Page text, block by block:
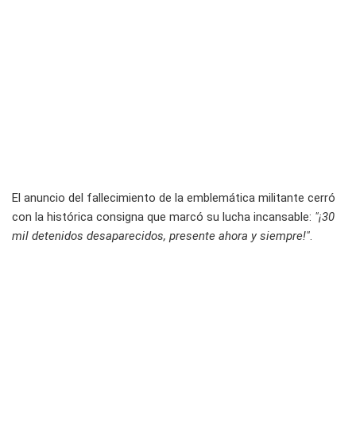
El anuncio del fallecimiento de la emblemática militante cerró
con la histórica consigna que marcó su lucha incansable: "¡30
mil detenidos desaparecidos, presente ahora y siempre!".